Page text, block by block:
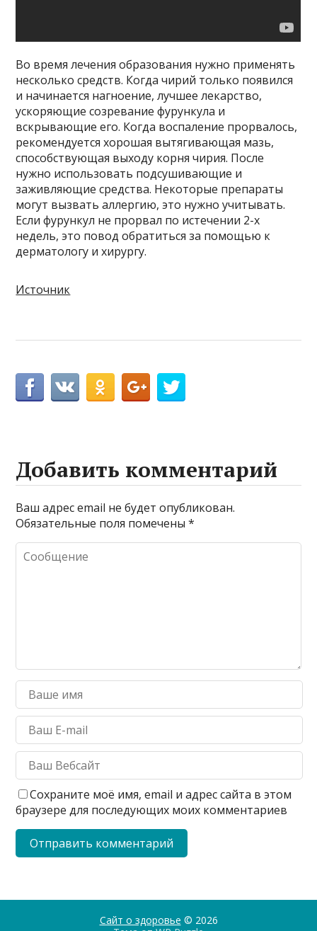
Во время лечения образования нужно применять
несколько средств. Когда чирий только появился
и начинается нагноение, лучшее лекарство,
ускоряющие созревание фурункула и
вскрывающие его. Когда воспаление прорвалось,
рекомендуется хорошая вытягивающая мазь,
способствующая выходу корня чирия. После
нужно использовать подсушивающие и
заживляющие средства. Некоторые препараты
могут вызвать аллергию, это нужно учитывать.
Если фурункул не прорвал по истечении 2-х
недель, это повод обратиться за помощью к
дерматологу и хирургу.
Источник
Добавить комментарий
Ваш адрес email не будет опубликован.
Обязательные поля помечены*
Сохраните моё имя, email и адрес сайта в этом
браузере для последующих моих комментариев
Сайт о здоровье © 2026